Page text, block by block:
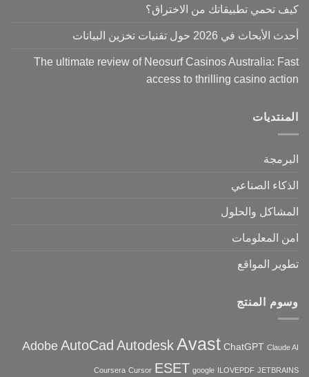
كيف تحمي تطبيقاتك من الاختراق؟
أحدث الأبحاث في 2026 حول تقنيات تخزين البيانات
The ultimate review of Neosurf Casinos Australia: Fast
access to thrilling casino action
المنتديات
البرمجة
الذكاء الصناعي
المشاكل والحلول
امن المعلومات
تطوير المواقع
وسوم المنتج
Adobe AutoCad AutodeskAvast ChatGPT Claude AI
Coursera Cursor ESET google ILOVEPDF JETBRAINS